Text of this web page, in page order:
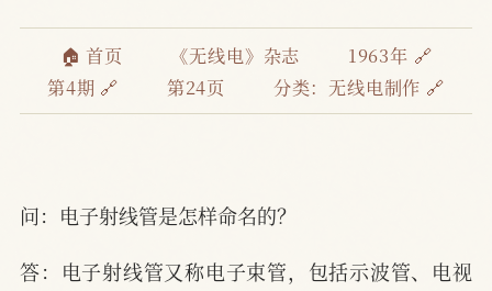
🏠 首页 《无线电》杂志
1963年 🔗
第4期 🔗
第24页 分类： 无线电制作 🔗
问：电子射线管是怎样命名的？
答：电子射线管又称电子束管，包括示波管、电视